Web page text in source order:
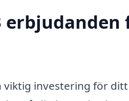
erbjudanden
viktig investering för